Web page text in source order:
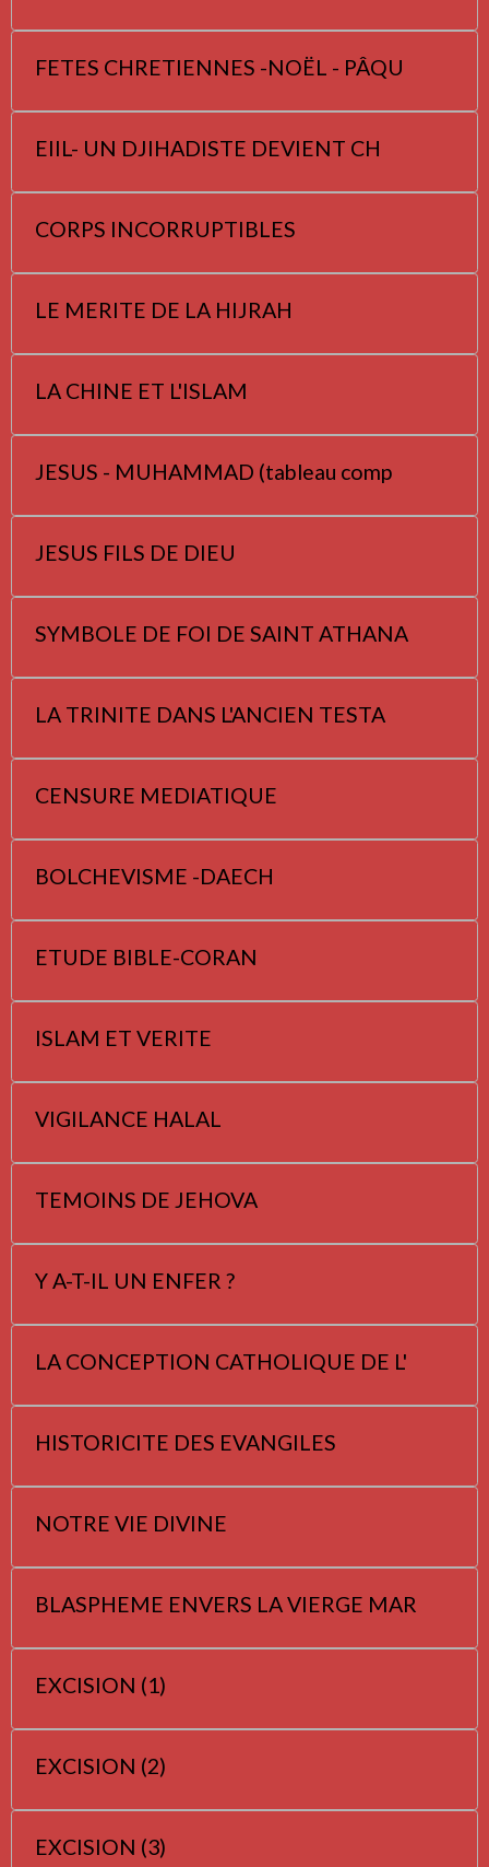
FETES CHRETIENNES -NOËL - PÂQU
EIIL- UN DJIHADISTE DEVIENT CH
CORPS INCORRUPTIBLES
LE MERITE DE LA HIJRAH
LA CHINE ET L'ISLAM
JESUS - MUHAMMAD (tableau comp
JESUS FILS DE DIEU
SYMBOLE DE FOI DE SAINT ATHANA
LA TRINITE DANS L'ANCIEN TESTA
CENSURE MEDIATIQUE
BOLCHEVISME -DAECH
ETUDE BIBLE-CORAN
ISLAM ET VERITE
VIGILANCE HALAL
TEMOINS DE JEHOVA
Y A-T-IL UN ENFER ?
LA CONCEPTION CATHOLIQUE DE L'
HISTORICITE DES EVANGILES
NOTRE VIE DIVINE
BLASPHEME ENVERS LA VIERGE MAR
EXCISION (1)
EXCISION (2)
EXCISION (3)